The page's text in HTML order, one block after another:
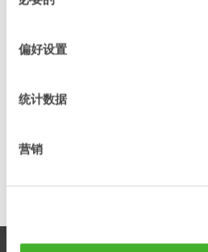
偏好设置
统计数据
营销
斯蒂瑞特门户网站
授权经销商和服务合作伙伴可以使用
序列号搜索、查看技术文档、查找
等。
请注意，在过渡期间，有两个平台
门户网站和支持网站。 支持网站及